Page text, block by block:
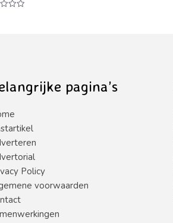
pagina’s
Policy
voorwaarden